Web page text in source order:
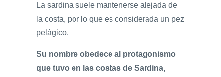
La sardina suele mantenerse alejada de
la costa, por lo que es considerada un pez
pelágico.
Su nombre obedece al protagonismo
que tuvo en las costas de Sardina,